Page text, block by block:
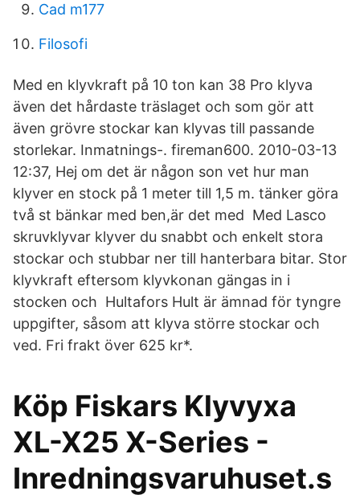
Cad m177
Filosofi
Med en klyvkraft på 10 ton kan 38 Pro klyva
även det hårdaste träslaget och som gör att
även grövre stockar kan klyvas till passande
storlekar. Inmatnings-. fireman600. 2010-03-13
12:37, Hej om det är någon son vet hur man
klyver en stock på 1 meter till 1,5 m. tänker göra
två st bänkar med ben,är det med Med Lasco
skruvklyvar klyver du snabbt och enkelt stora
stockar och stubbar ner till hanterbara bitar. Stor
klyvkraft eftersom klyvkonan gängas in i
stocken och Hultafors Hult är ämnad för tyngre
uppgifter, såsom att klyva större stockar och
ved. Fri frakt över 625 kr*.
Köp Fiskars Klyvyxa
XL-X25 X-Series -
Inredningsvaruhuset.s